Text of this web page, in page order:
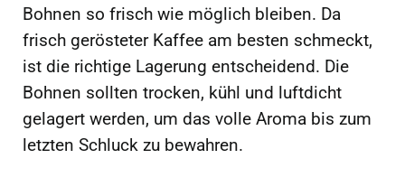
Bohnen so frisch wie möglich bleiben. Da
frisch gerösteter Kaffee am besten schmeckt,
ist die richtige Lagerung entscheidend. Die
Bohnen sollten trocken, kühl und luftdicht
gelagert werden, um das volle Aroma bis zum
letzten Schluck zu bewahren.